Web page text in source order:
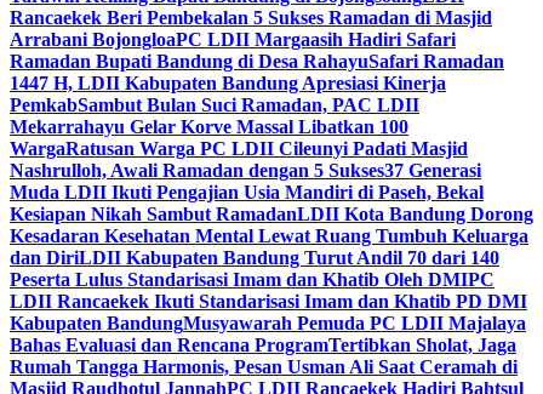
Rancaekek Beri Pembekalan 5 Sukses Ramadan di Masjid
Arrabani BojongloaPC LDII Margaasih Hadiri Safari
Ramadan Bupati Bandung di Desa RahayuSafari Ramadan
1447 H, LDII Kabupaten Bandung Apresiasi Kinerja
PemkabSambut Bulan Suci Ramadan, PAC LDII
Mekarrahayu Gelar Korve Massal Libatkan 100
WargaRatusan Warga PC LDII Cileunyi Padati Masjid
Nashrulloh, Awali Ramadan dengan 5 Sukses37 Generasi
Muda LDII Ikuti Pengajian Usia Mandiri di Paseh, Bekal
Kesiapan Nikah Sambut RamadanLDII Kota Bandung Dorong
Kesadaran Kesehatan Mental Lewat Ruang Tumbuh Keluarga
dan DiriLDII Kabupaten Bandung Turut Andil 70 dari 140
Peserta Lulus Standarisasi Imam dan Khatib Oleh DMIPC
LDII Rancaekek Ikuti Standarisasi Imam dan Khatib PD DMI
Kabupaten BandungMusyawarah Pemuda PC LDII Majalaya
Bahas Evaluasi dan Rencana ProgramTertibkan Sholat, Jaga
Rumah Tangga Harmonis, Pesan Usman Ali Saat Ceramah di
Masjid Raudhotul JannahPC LDII Rancaekek Hadiri Bahtsul